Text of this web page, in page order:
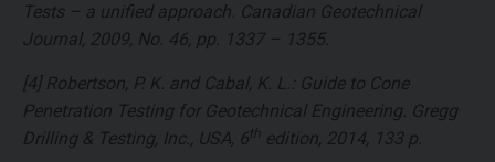
Tests – a unified approach. Canadian Geotechnical
Journal, 2009, No. 46, pp. 1337 – 1355.
[4] Robertson, P. K. and Cabal, K. L.: Guide to Cone
Penetration Testing for Geotechnical Engineering. Gregg
Drilling & Testing, Inc., USA, 6th edition, 2014, 133 p.